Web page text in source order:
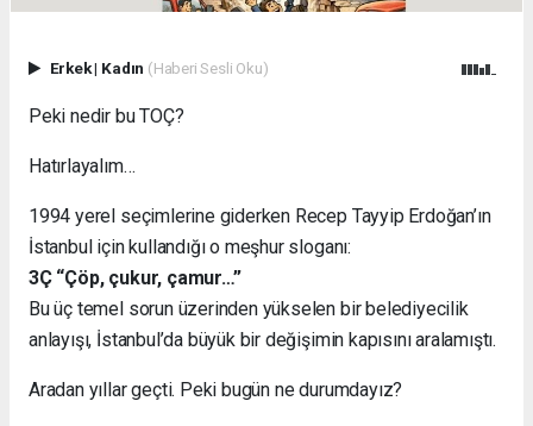
Erkek| Kadın (Haberi Sesli Oku)
Peki nedir bu TOÇ?
Hatırlayalım…
1994 yerel seçimlerine giderken Recep Tayyip Erdoğan’ın
İstanbul için kullandığı o meşhur sloganı:
3Ç “Çöp, çukur, çamur…”
Bu üç temel sorun üzerinden yükselen bir belediyecilik
anlayışı, İstanbul’da büyük bir değişimin kapısını aralamıştı.
Aradan yıllar geçti. Peki bugün ne durumdayız?